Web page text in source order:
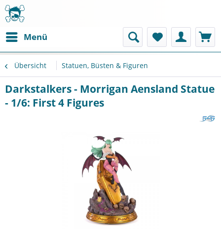
Menü
Übersicht Statuen, Büsten & Figuren
Darkstalkers - Morrigan Aensland Statue
- 1/6: First 4 Figures